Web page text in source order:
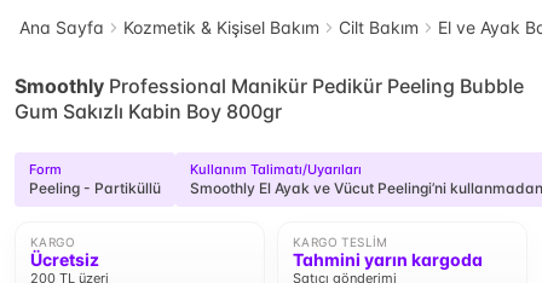
Ana Sayfa Kozmetik & Kişisel Bakım Cilt Bakım El ve Ayak
Smoothly Professional Manikür Pedikür Peeling Bubble
Gum Sakızlı Kabin Boy 800gr
Form
Peeling - Partiküllü
Kullanım Talimatı/Uyarıları
Smoothly El Ayak ve Vücut Peelingi’ni
KARGO
Ücretsiz
200 TL üzeri
KARGO TESLIM
Tahmini yarın kargoda
Satıcı gönderimi